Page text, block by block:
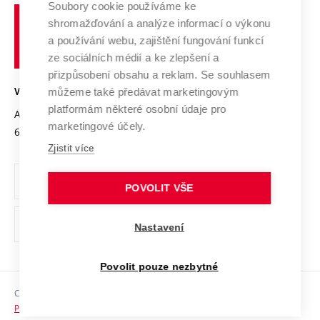
Výzkumné infrastruktury
Transfer znalostí
Open Science
Projekty
Projekty ze strukturálních fondů
Specifický výzkum
Spolupráce se školami
Služby univerzity
Mezinárodní dohody
Univerzitní sítě
Udržitelná univerzita
Podnikavá univerzita / ContriBUTe
Bezpečná univerzita
Vyznamenání
Organizační struktura
Ochrana osobních údajů
odkaz)
Sociální bezpečí
učení
technické
VYSOKÉ UČENÍ TECHNICKÉ V BRNĚ
Antonínská 548/1
602 00 Brno
www.vut.cz
vut@vutbr.cz
Copyright © 2026 VUT
Prohlášení o přístupnosti
Soubory cookie používáme ke
shromažďování a analýze informací o výkonu
a používání webu, zajištění fungování funkcí
ze sociálních médií a ke zlepšení a
přizpůsobení obsahu a reklam. Se souhlasem
můžeme také předávat marketingovým
platformám některé osobní údaje pro
marketingové účely.
Zjistit více
POVOLIT VŠE
Nastavení
Povolit pouze nezbytné